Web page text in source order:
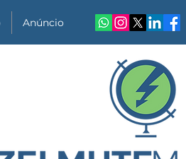
Anúncio